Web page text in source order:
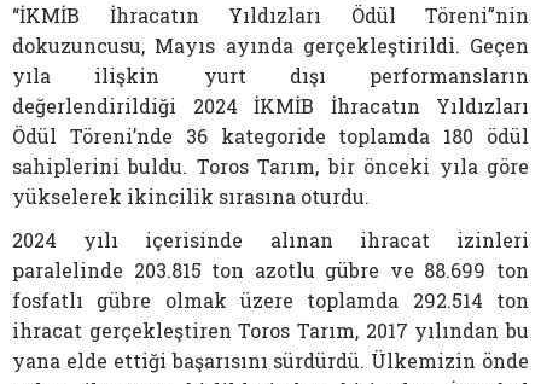
“İKMİB İhracatın Yıldızları Ödül Töreni”nin
dokuzuncusu, Mayıs ayında gerçekleştirildi. Geçen
yıla ilişkin yurt dışı performansların
değerlendirildiği 2024 İKMİB İhracatın Yıldızları
Ödül Töreni’nde 36 kategoride toplamda 180 ödül
sahiplerini buldu. Toros Tarım, bir önceki yıla göre
yükselerek ikincilik sırasına oturdu.
2024 yılı içerisinde alınan ihracat izinleri
paralelinde 203.815 ton azotlu gübre ve 88.699 ton
fosfatlı gübre olmak üzere toplamda 292.514 ton
ihracat gerçekleştiren Toros Tarım, 2017 yılından bu
yana elde ettiği başarısını sürdürdü. Ülkemizin önde